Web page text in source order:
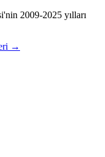
2009-2025 yılları
→